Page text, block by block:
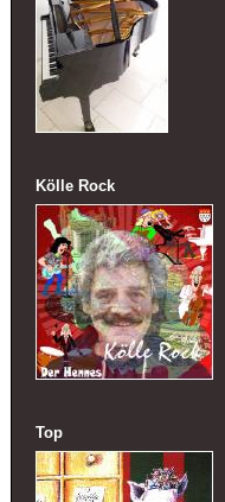
Kölle Rock
Top